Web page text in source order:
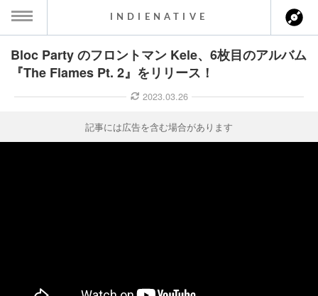
MENU
INDIENATIVE
Bloc Party のフロントマン Kele、6枚目のアルバム
『The Flames Pt. 2』をリリース！
2023.03.26
記事には広告を含む場合があります